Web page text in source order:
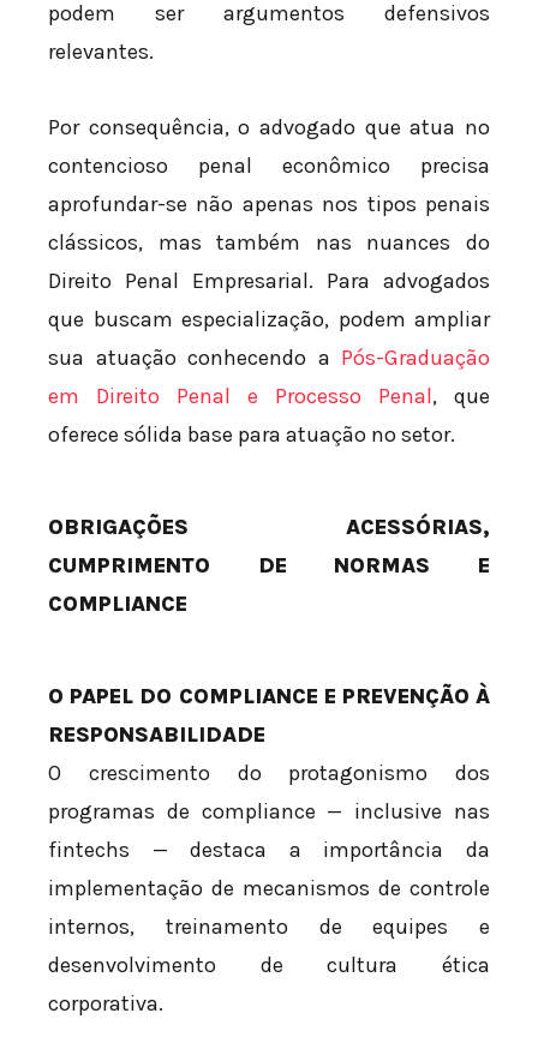
podem ser argumentos defensivos
relevantes.
Por consequência, o advogado que atua no
contencioso penal econômico precisa
aprofundar-se não apenas nos tipos penais
clássicos, mas também nas nuances do
Direito Penal Empresarial. Para advogados
que buscam especialização, podem ampliar
sua atuação conhecendo a Pós-Graduação
em Direito Penal e Processo Penal, que
oferece sólida base para atuação no setor.
OBRIGAÇÕES ACESSÓRIAS,
CUMPRIMENTO DE NORMAS E
COMPLIANCE
O PAPEL DO COMPLIANCE E PREVENÇÃO À
RESPONSABILIDADE
O crescimento do protagonismo dos
programas de compliance — inclusive nas
fintechs — destaca a importância da
implementação de mecanismos de controle
internos, treinamento de equipes e
desenvolvimento de cultura ética
corporativa.